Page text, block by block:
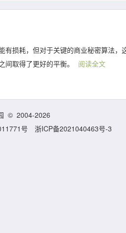
损耗，但对于关键的商业秘密算法，
取得了更好的平衡。
阅读全文
© 2004-2026
号
浙ICP备2021040463号-3